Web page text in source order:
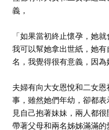
義，
「如果當初終止懷孕，她
我可以幫她拿出世紙，她
名，我覺得很有意義，因為
夫婦有向大女恩悅和二女
事，雖然她們年幼，卻都
見自己抱著妹妹，兩人都
帶著父母和兩名姊姊滿滿